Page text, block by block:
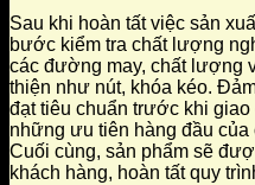
Sau khi hoàn tất việc sản
bước kiểm tra chất lượng
các đường may, chất lượng
thiện như nút, khóa kéo.
đạt tiêu chuẩn trước khi
những ưu tiên hàng đầu
Cuối cùng, sản phẩm sẽ
khách hàng, hoàn tất quy